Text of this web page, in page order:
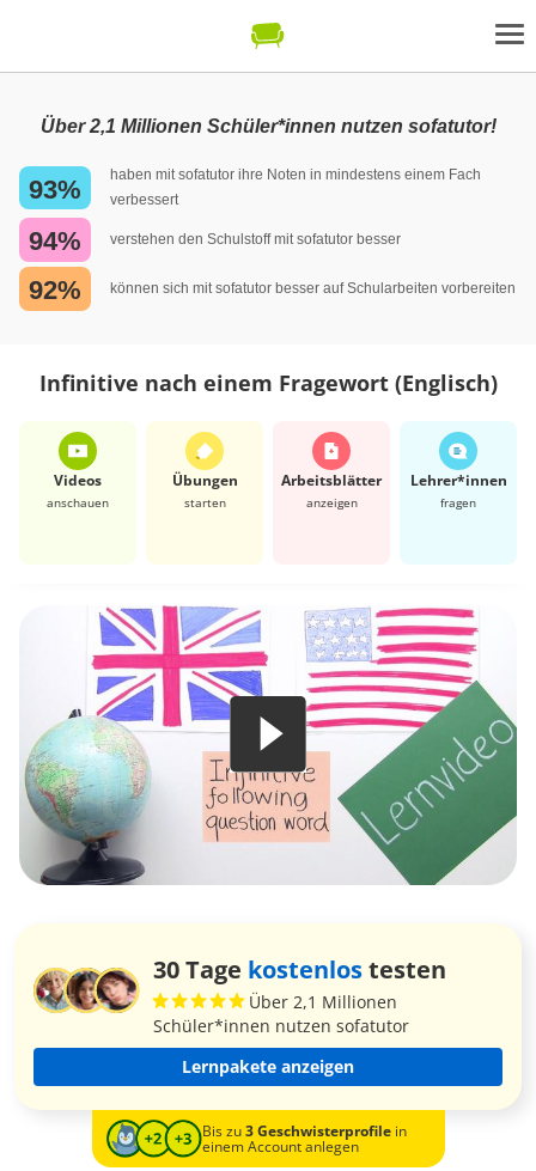
Über 2,1 Millionen Schüler*innen nutzen sofatutor!
93%
haben mit sofatutor ihre Noten in mindestens einem Fach
verbessert
94% verstehen den Schulstoff mit sofatutor besser
92% können sich mit sofatutor besser auf Schularbeiten vorbereiten
Infinitive nach einem Fragewort (Englisch)
Videos
anschauen
Übungen
starten
Arbeits­blätter
anzeigen
Lehrer*​innen
fragen
30 Tage kostenlostesten
Über 2,1 Millionen
Schüler*innen nutzen sofatutor
Lernpakete anzeigen
Bis zu3 Geschwisterprofilein
einem Account anlegen